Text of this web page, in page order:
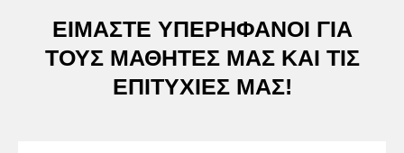
ΕΊΜΑΣΤΕ ΥΠΕΡΉΦΑΝΟΙ ΓΙΑ
ΤΟΥΣ ΜΑΘΗΤΈΣ ΜΑΣ ΚΑΙ ΤΙΣ
ΕΠΙΤΥΧΊΕΣ ΜΑΣ!